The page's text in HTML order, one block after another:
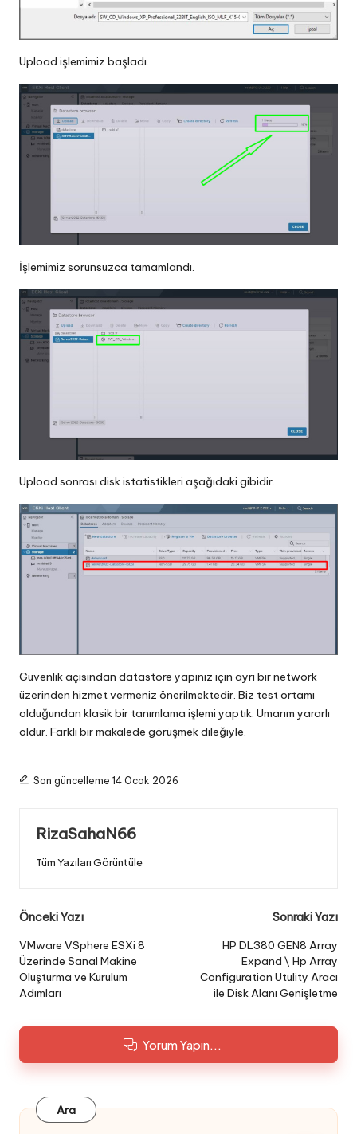
Upload işlemimiz başladı.
İşlemimiz sorunsuzca tamamlandı.
Upload sonrası disk istatistikleri aşağıdaki gibidir.
Güvenlik açısından datastore yapınız için ayrı bir network
üzerinden hizmet vermeniz önerilmektedir. Biz test ortamı
olduğundan klasik bir tanımlama işlemi yaptık. Umarım yararlı
oldur. Farklı bir makalede görüşmek dileğiyle.
Son güncelleme 14 Ocak 2026
RizaSahaN66
Tüm Yazıları Görüntüle
Post
navigation
Önceki Yazı
VMware VSphere ESXi 8
Üzerinde Sanal Makine
Oluşturma ve Kurulum
Adımları
Sonraki Yazı
HP DL380 GEN8 Array
Expand \ Hp Array
Configuration Utulity Aracı
ile Disk Alanı Genişletme
Yorum Yapın...
Ara